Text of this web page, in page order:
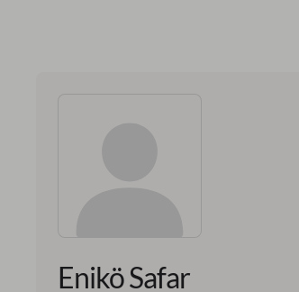
Enikö Safar